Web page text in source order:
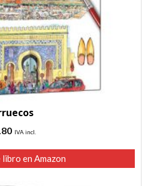
IVA incl.
en Amazon